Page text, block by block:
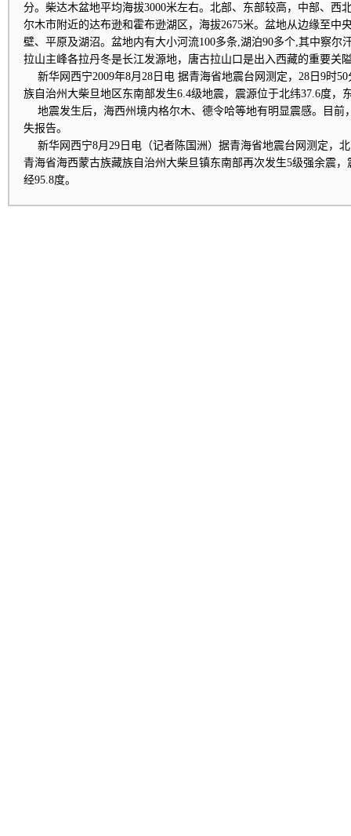
分。柴达木盆地平均海拔3000米左右。北部、东部较高，中部、西
尔木市附近的达布逊和霍布逊湖区，海拔2675米。盆地从边缘至中
壁、平原及湖沼。盆地内有大小河流100多条,湖泊90多个,其中察尔
拉山主峰各拉丹冬是长江发源地，唐古拉山口是出入西藏的重要关
新华网西宁2009年8月28日电 据青海省地震台网测定，28日9时
族自治州大柴旦地区东南部发生6.4级地震，震源位于北纬37.6度，
地震发生后，海西州境内格尔木、德令哈等地有明显震感。目前
失报告。
新华网西宁8月29日电（记者陈国洲）据青海省地震台网测定，
青海省海西蒙古族藏族自治州大柴旦镇东南部再次发生5级强余震
经95.8度。